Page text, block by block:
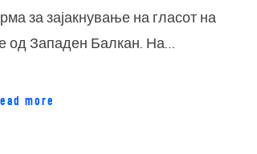
за зајакнување на гласот на
од Западен Балкан. На…
more